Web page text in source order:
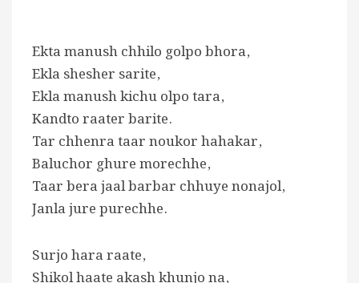
Ekta manush chhilo golpo bhora,
Ekla shesher sarite,
Ekla manush kichu olpo tara,
Kandto raater barite.
Tar chhenra taar noukor hahakar,
Baluchor ghure morechhe,
Taar bera jaal barbar chhuye nonajol,
Janla jure purechhe.
Surjo hara raate,
Shikol haate akash khunjo na,